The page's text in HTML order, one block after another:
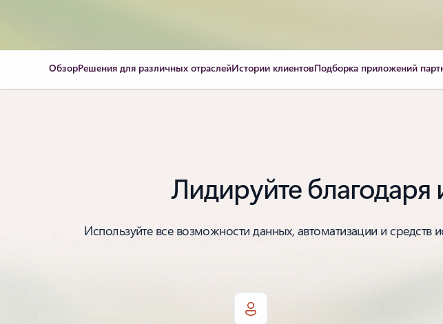
ОбзорРешения для различных отраслейИстории клиентовПодборка приложений
Лидируйте
Используйте все возможности данных, автоматизации и